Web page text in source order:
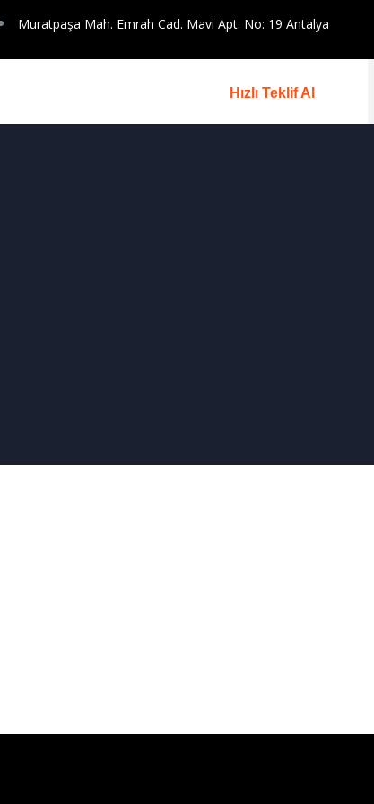
Muratpaşa Mah. Emrah Cad. Mavi Apt. No: 19 Antalya
Hızlı Teklif Al